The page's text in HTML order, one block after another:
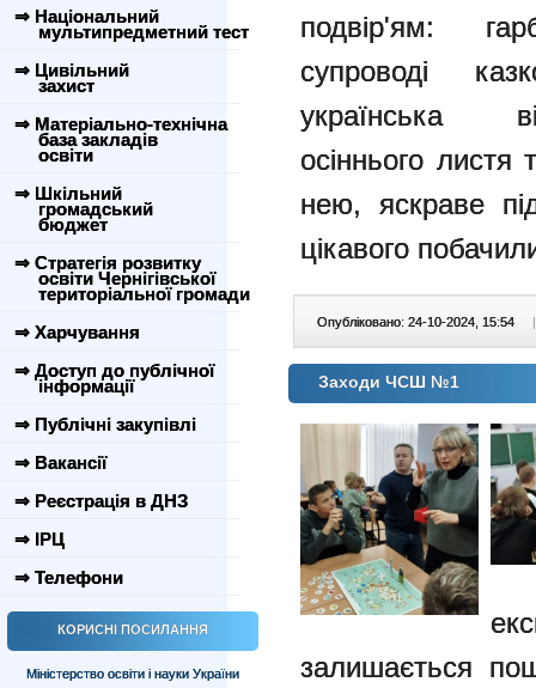
⇒ Національний
мультипредметний тест
⇒ Цивільний
захист
⇒ Матеріально-технічна
база закладів
освіти
⇒ Шкільний
громадський
бюджет
⇒ Стратегія розвитку
освіти Чернігівської
територіальної громади
⇒ Харчування
⇒ Доступ до публічної
інформації
⇒ Публічні закупівлі
⇒ Вакансії
⇒ Реєстрація в ДНЗ
⇒ ІРЦ
⇒ Телефони
КОРИСНІ ПОСИЛАННЯ
Міністерство освіти і науки України
подвір'ям:
супроводі
українська
осіннього
нею, яскраве
цікавого
Опубліковано: 24-10-2024, 15:54 |
Заходи ЧСШ №1
залишається